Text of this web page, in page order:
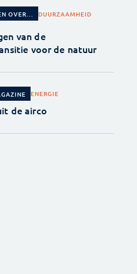
OVER...
DUURZAAMHEID
van de
voor de natuur
ENERGIE
de airco